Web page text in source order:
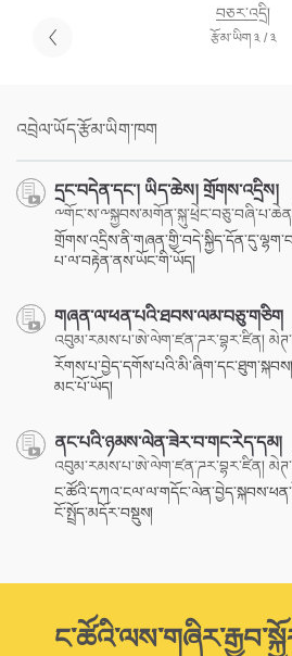
བཅར་འདྲི།
རྩོམ་ཡིག ༣ / ༣
འབྲེལ་ཡོད་རྩོམ་ཡིག་ཁག
དྲང་བདེན་དང་། ཡིད་ཆེས། གྲོགས་འདྲིས།
པ་ལ་བརྟེན་ནས་ཡོང་གི་ཡོད།
གཞན་ལ་ཕན་པའི་ཐབས་ལམ་བཅུ་གཅིག
འབུམ་རམས་པ་ཨེ་ལེག་ཛན་ཌར་བྷར་ཛིན།
མང་པོ་ཡོད།
ནང་པའི་ཉམས་ལེན་ཟེར་བ་གང་རེད་དམ།
འབུམ་རམས་པ་ཨེ་ལེག་ཛན་ཌར་བྷར་ཛིན།
ངོ་སྤྲོད་མདོར་བསྡུས།